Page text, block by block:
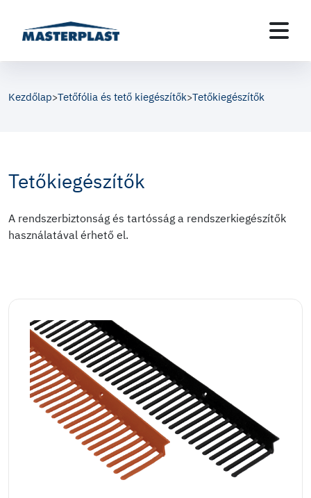
Kezdőlap>Tetőfólia és tető kiegészítők>Tetőkiegészítők
Tetőkiegészítők
A rendszerbiztonság és tartósság a rendszerkiegészítők
használatával érhető el.